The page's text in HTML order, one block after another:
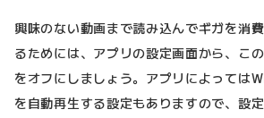
興味のない動画まで読み込んでギガを消
るためには、アプリの設定画面から、こ
をオフにしましょう。アプリによっては
を自動再生する設定もありますので、設